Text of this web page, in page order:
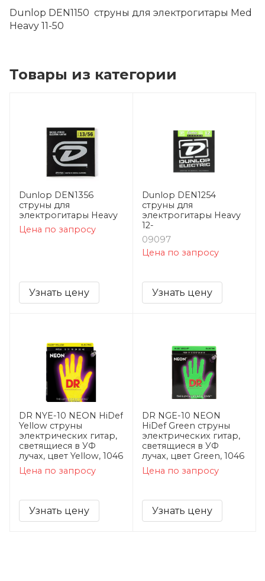
Dunlop DEN1150 струны для электрогитары Med
Heavy 11-50
Товары из категории
Dunlop DEN1356
струны для
электрогитары Heavy
Цена по запросу
Узнать цену
Dunlop DEN1254
струны для
электрогитары Heavy
12-
09097
Цена по запросу
Узнать цену
DR NYE-10 NEON HiDef
Yellow струны
электрических гитар,
светящиеся в УФ
лучах, цвет Yellow, 1046
Цена по запросу
Узнать цену
DR NGE-10 NEON
HiDef Green струны
электрических гитар,
светящиеся в УФ
лучах, цвет Green, 1046
Цена по запросу
Узнать цену